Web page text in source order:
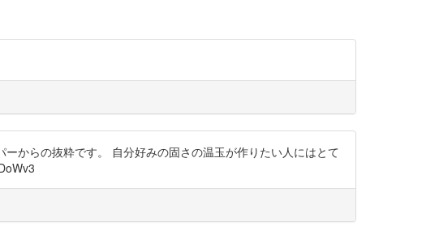
からの抜粋です。 自分好みの固さの温玉が作りたい人にはとて